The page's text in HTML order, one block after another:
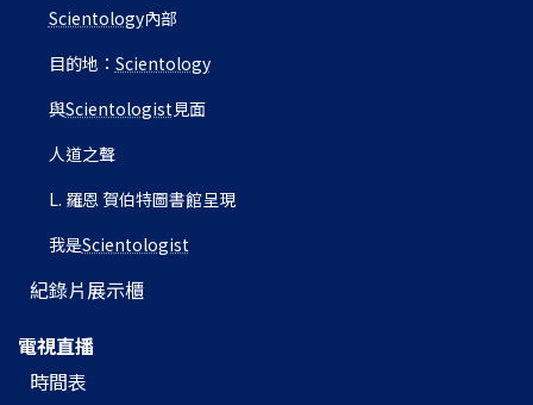
Scientology內部
目的地： Scientology
與Scientologist見面
人道之聲
L. 羅恩 賀伯特圖書館呈現
我是Scientologist
紀錄片展示櫃
電視直播
時間表